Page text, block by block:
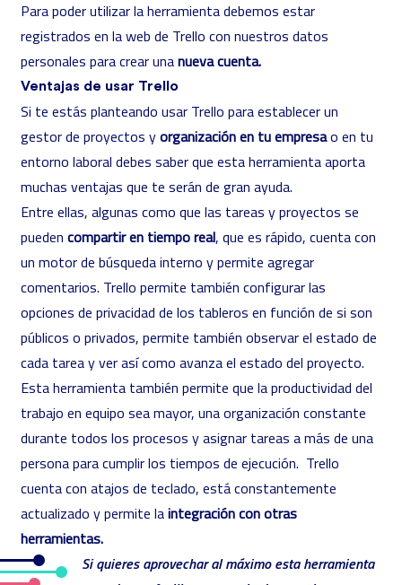
Para poder utilizar la herramienta debemos estar
registrados en la web de Trello con nuestros datos
personales para crear unanueva cuenta.
Ventajas de usar Trello
Si te estás planteando usar Trello para establecer un
gestor de proyectos yorganización en tu empresao en tu
entorno laboral debes saber que esta herramienta aporta
muchas ventajas que te serán de gran ayuda.
Entre ellas, algunas como que las tareas y proyectos se
pueden compartir en tiempo real, que es rápido, cuenta con
un motor de búsqueda interno y permite agregar
comentarios. Trello permite también configurar las
opciones de privacidad de los tableros en función de si son
públicos o privados, permite también observar el estado de
cada tarea y ver así como avanza el estado del proyecto.
Esta herramienta también permite que la productividad del
trabajo en equipo sea mayor, una organización constante
durante todos los procesos y asignar tareas a más de una
persona para cumplir los tiempos de ejecución. Trello
cuenta con atajos de teclado, está constantemente
actualizado y permite laintegración con otras
herramientas.
Si quieres aprovechar al máximo esta herramienta